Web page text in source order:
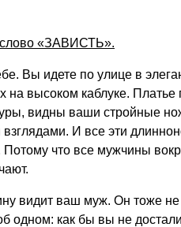
слово «ЗАВИСТЬ».
Вы идете по улице в
на высоком каблуке.
, видны ваши стройные
И все эти
Потому что все мужчины
видит ваш муж. Он тоже не
одном: как бы вы не